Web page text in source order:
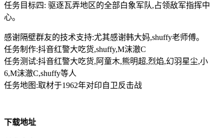
任务目标四: 驱逐瓦弄地区的全部白象军队,占领敌军指挥中
心。
感谢隔壁群友的技术支持:尤其感谢韩大妈,shuffy老师傅。
任务制作:抖音红警大吃货,shuffy,M沫澈C
任务测试:抖音红警大吃货,阿童木,熊明超,烈焰,幻羽星尘,小
6,M沫澈C,shuffy等人
任务地图:取材于1962年对印自卫反击战
下载地址